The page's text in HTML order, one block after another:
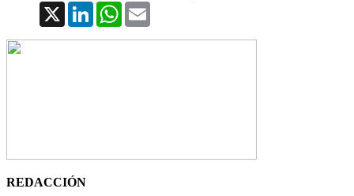
X LinkedInWhatsApp
REDACCIÓN